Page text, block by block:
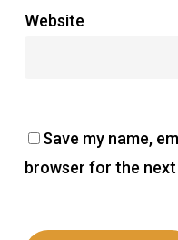
Website
Save my name,
browser for the